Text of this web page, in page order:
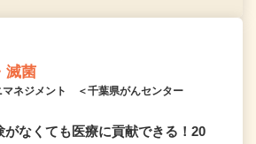
滅菌
ネジメント ＜千葉県がんセンター
がなくても医療に貢献できる！20